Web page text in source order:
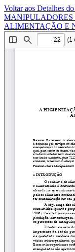
Voltar aos Detalhes
ALIMENTAÇÃO E